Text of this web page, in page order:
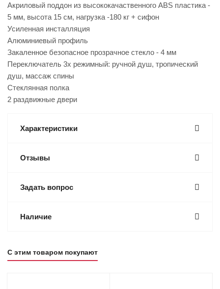
Акриловый поддон из высококачаственного ABS пластика -
5 мм, высота 15 см, нагрузка -180 кг + сифон
Усиленная инсталляция
Алюминиевый профиль
Закаленное безопасное прозрачное стекло - 4 мм
Переключатель 3х режимный: ручной душ, тропический
душ, массаж спины
Стеклянная полка
2 раздвижные двери
Характеристики
Отзывы
Задать вопрос
Наличие
С этим товаром покупают